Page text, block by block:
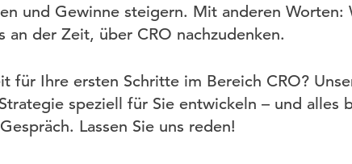
und Gewinne steigern. Mit anderen Worten:
an der Zeit, über CRO nachzudenken.
für Ihre ersten Schritte im Bereich CRO?
speziell für Sie entwickeln – und alles
Lassen Sie uns reden!